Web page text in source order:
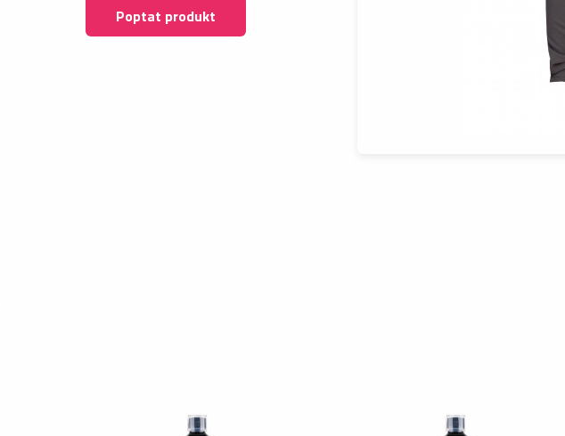
Poptat produkt